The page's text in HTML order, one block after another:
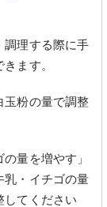
調理する際に手
ます。
玉粉の量で調整
量を増やす」
乳・イチゴの量
してください